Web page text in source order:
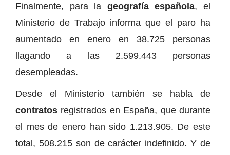
Finalmente, para la geografía española, el
Ministerio de Trabajo informa que el paro ha
aumentado en enero en 38.725 personas
llagando a las 2.599.443 personas
desempleadas.
Desde el Ministerio también se habla de
contratos registrados en España, que durante
el mes de enero han sido 1.213.905. De este
total, 508.215 son de carácter indefinido. Y de